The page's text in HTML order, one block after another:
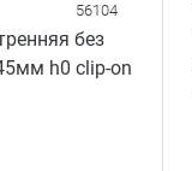
56104
без
h0 clip-on